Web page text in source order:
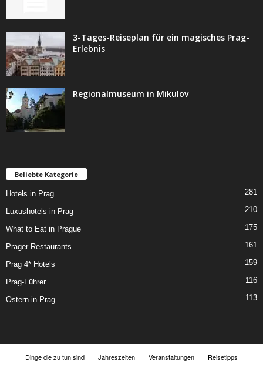
3-Tages-Reiseplan für ein magisches Prag-
Erlebnis
Regionalmuseum in Mikulov
Beliebte Kategorie
Hotels in Prag 281
Luxushotels in Prag 210
What to Eat in Prague 175
Prager Restaurants 161
Prag 4* Hotels 159
Prag-Führer 116
Ostern in Prag 113
Dinge die zu tun sind Jahreszeiten Veranstaltungen Reisetipps